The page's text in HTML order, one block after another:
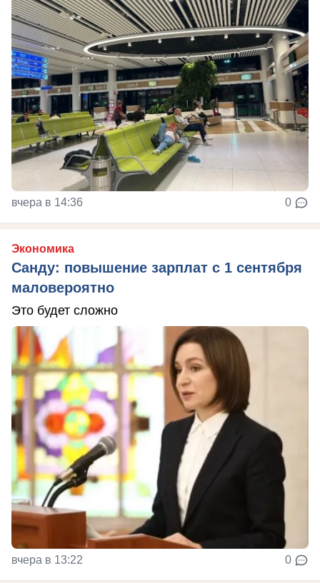
вчера в 14:36 0
Экономика
Санду: повышение зарплат с 1 сентября
маловероятно
Это будет сложно
вчера в 13:22 0